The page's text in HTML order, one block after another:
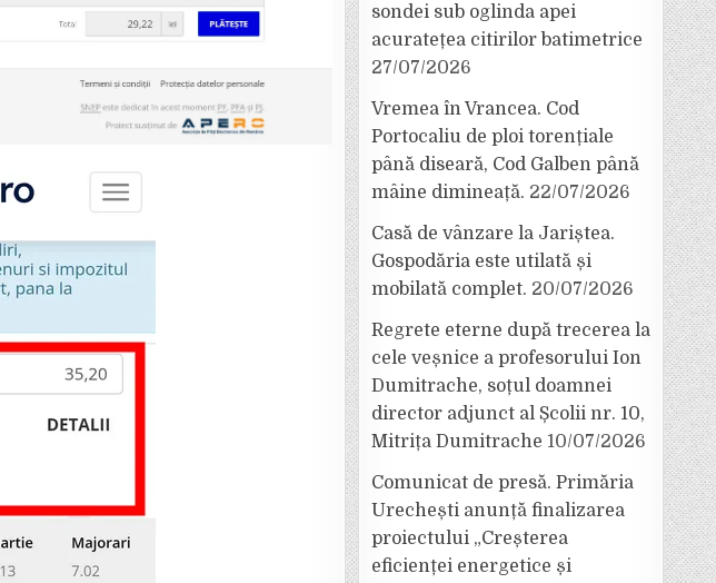
sondei sub oglinda apei
acuratețea citirilor batimetrice
27/07/2026
Vremea în Vrancea. Cod
Portocaliu de ploi torențiale
până diseară, Cod Galben până
mâine dimineață. 22/07/2026
Casă de vânzare la Jariștea.
Gospodăria este utilată și
mobilată complet. 20/07/2026
Regrete eterne după trecerea la
cele veșnice a profesorului Ion
Dumitrache, soțul doamnei
director adjunct al Școlii nr. 10,
Mitrița Dumitrache 10/07/2026
Comunicat de presă. Primăria
Urechești anunță finalizarea
proiectului „Creșterea
eficienței energetice și